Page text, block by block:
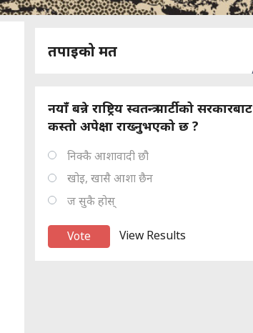
तपाइको मत
नयाँ बन्ने राष्ट्रिय स्वतन्त्र पार्टीको सरकारबाट
कस्तो अपेक्षा राख्नुभएको छ ?
निक्कै आशावादी छौ
खोइ, खासै आशा छैन
ज सुकै होस्
View Results